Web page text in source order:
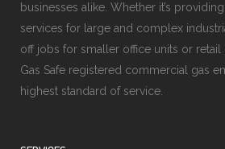
businesses alike. Whether it’s
services for large and complex
off jobs for smaller office units or
Gas Safe registered commercial gas
highest standard of service.